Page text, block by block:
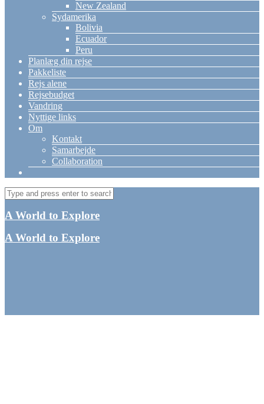
New Zealand
Sydamerika
Bolivia
Ecuador
Peru
Planlæg din rejse
Pakkeliste
Rejs alene
Rejsebudget
Vandring
Nyttige links
Om
Kontakt
Samarbejde
Collaboration
A World to Explore
A World to Explore